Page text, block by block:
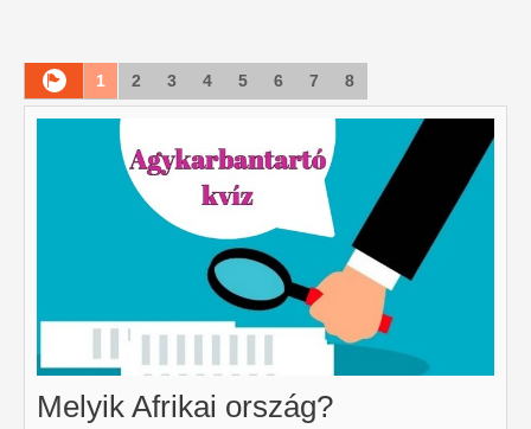
1 2 3 4 5 6 7 8
Melyik Afrikai ország?